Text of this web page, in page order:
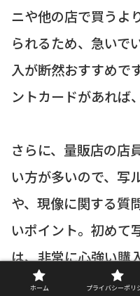
ニや他の店で買うよ
られるため、急いで
入が断然おすすめで
ントカードがあれば
さらに、量販店の店
い方が多いので、写
や、現像に関する質
いポイント。初めて
は、非常に心強い購
ホーム プライバシーポリ